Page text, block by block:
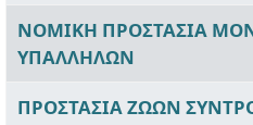
ΝΟΜΙΚΗ ΠΡΟΣΤΑΣΙΑ
ΥΠΑΛΛΗΛΩΝ
ΠΡΟΣΤΑΣΙΑ ΖΩΩΝ